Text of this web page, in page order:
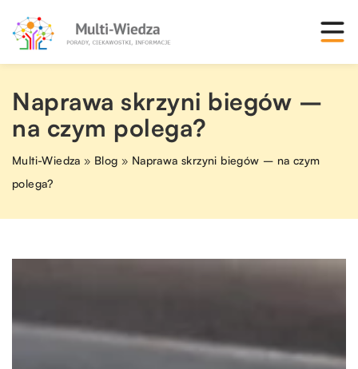
Naprawa skrzyni biegów –
na czym polega?
Multi-Wiedza » Blog » Naprawa skrzyni biegów – na czym
polega?